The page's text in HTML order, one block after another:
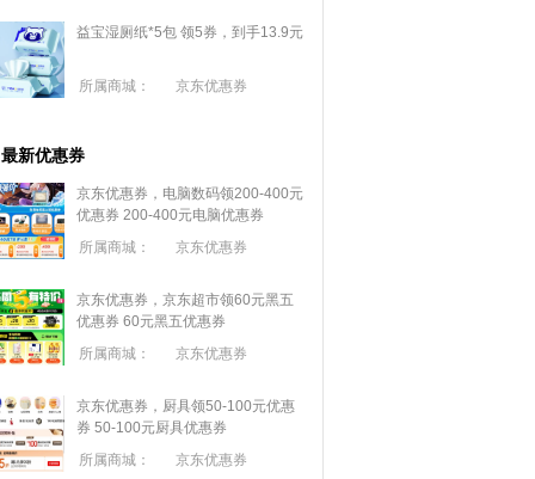
益宝湿厕纸*5包 领5券，到手13.9元
所属商城： 京东优惠券
最新优惠券
京东优惠券，电脑数码领200-400元
优惠券 200-400元电脑优惠券
所属商城：
京东优惠券
京东优惠券，京东超市领60元黑五
优惠券 60元黑五优惠券
所属商城：
京东优惠券
京东优惠券，厨具领50-100元优惠
券 50-100元厨具优惠券
所属商城：
京东优惠券